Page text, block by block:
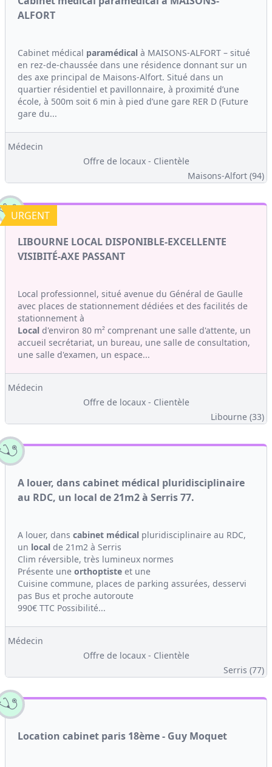
ALFORT
Cabinet médical paramédical à MAISONS-ALFORT – situé
en rez-de-chaussée dans une résidence donnant sur un
des axe principal de Maisons-Alfort. Situé dans un
quartier résidentiel et pavillonnaire, à proximité d’une
école, à 500m soit 6 min à pied d’une gare RER D (Future
gare du...
Médecin
Offre de locaux - Clientèle
Maisons-Alfort (94)
URGENT
LIBOURNE LOCAL DISPONIBLE-EXCELLENTE
VISIBITÉ-AXE PASSANT
Local professionnel, situé avenue du Général de Gaulle
avec places de stationnement dédiées et des facilités de
stationnement à
Local d'environ 80 m² comprenant une salle d'attente, un
accueil secrétariat, un bureau, une salle de consultation,
une salle d'examen, un espace...
Médecin
Offre de locaux - Clientèle
Libourne (33)
A louer, dans cabinet médical pluridisciplinaire
au RDC, un local de 21m2 à Serris 77.
A louer, dans cabinet médical pluridisciplinaire au RDC,
un local de 21m2 à Serris
Clim réversible, très lumineux normes
Présente une orthoptiste et une
Cuisine commune, places de parking assurées, desservi
pas Bus et proche autoroute
990€ TTC Possibilité...
Médecin
Offre de locaux - Clientèle
Serris (77)
Location cabinet paris 18ème - Guy Moquet